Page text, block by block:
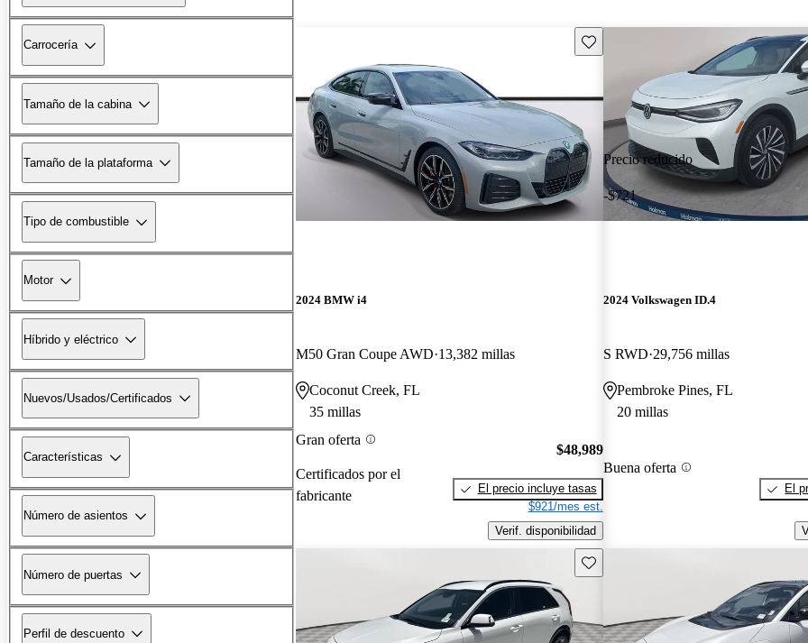
Carrocería
Tamaño de la cabina
Tamaño de la plataforma
Tipo de combustible
Motor
Híbrido y eléctrico
Nuevos/Usados/Certificados
Características
Número de asientos
Número de puertas
Perfil de descuento
Guarda este Aviso
2024 BMW i4
M50 Gran Coupe AWD 13,382 millas
Coconut Creek, FL
35 millas
Gran oferta
Certificados por el
fabricante
$48,989
El precio incluye tasas
$921/mes est.
Verif. disponibilidad
Precio reducido
-$721
2024 Volkswagen ID.4
S RWD 29,756 millas
Pembroke Pines, FL
20 millas
Buena oferta
El
Guarda este Aviso